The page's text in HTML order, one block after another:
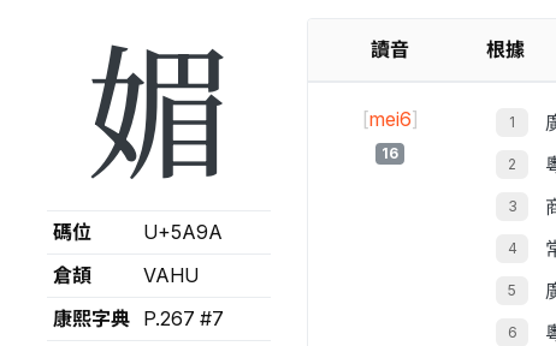
媚
碼位
U+5A9A
倉頡
VAHU
康熙字典
P.267 #7
讀音 根據
[mei6]
16